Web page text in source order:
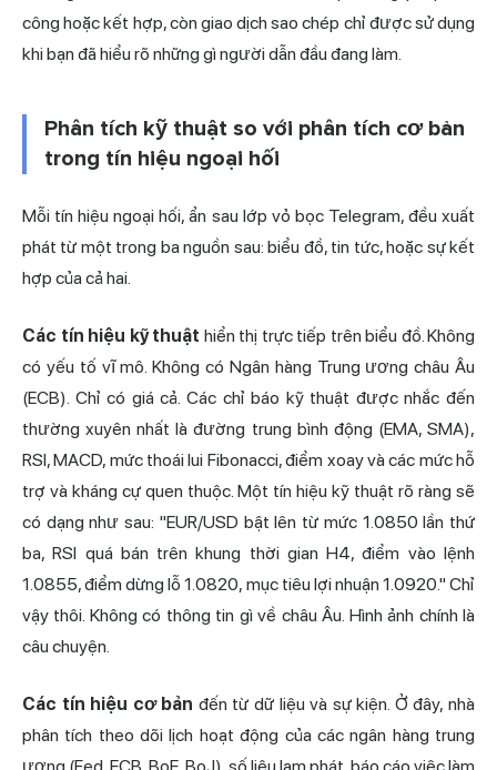
công hoặc kết hợp, còn giao dịch sao chép chỉ được sử dụng
khi bạn đã hiểu rõ những gì người dẫn đầu đang làm.
Phân tích kỹ thuật so với phân tích cơ bản
trong tín hiệu ngoại hối
Mỗi tín hiệu ngoại hối, ẩn sau lớp vỏ bọc Telegram, đều xuất
phát từ một trong ba nguồn sau: biểu đồ, tin tức, hoặc sự kết
hợp của cả hai.
Các tín hiệu kỹ thuật hiển thị trực tiếp trên biểu đồ. Không
có yếu tố vĩ mô. Không có Ngân hàng Trung ương châu Âu
(ECB). Chỉ có giá cả. Các chỉ báo kỹ thuật được nhắc đến
thường xuyên nhất là đường trung bình động (EMA, SMA),
RSI, MACD, mức thoái lui Fibonacci, điểm xoay và các mức hỗ
trợ và kháng cự quen thuộc. Một tín hiệu kỹ thuật rõ ràng sẽ
có dạng như sau: "EUR/USD bật lên từ mức 1.0850 lần thứ
ba, RSI quá bán trên khung thời gian H4, điểm vào lệnh
1.0855, điểm dừng lỗ 1.0820, mục tiêu lợi nhuận 1.0920." Chỉ
vậy thôi. Không có thông tin gì về châu Âu. Hình ảnh chính là
câu chuyện.
Các tín hiệu cơ bản đến từ dữ liệu và sự kiện. Ở đây, nhà
phân tích theo dõi lịch hoạt động của các ngân hàng trung